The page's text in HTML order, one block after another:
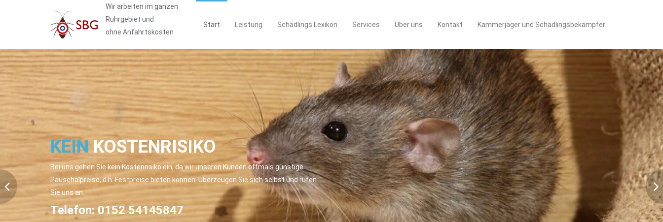
Wir arbeiten im ganzen
Ruhrgebiet und
ohne Anfahrtskosten
Start Leistung Schädlings Lexikon Services Über uns Kontakt Kammerjäger und Schädlingsbekämpfer
DISKRETE& PROFESSIONELLE
SCHÄDLINGSBEKÄMPFUNG
Diskretion wird bei uns großgeschrieben, daher fahren wir
bei Ihnen stets nur in neutralen Autos vor.
Telefon: 0152 54145847